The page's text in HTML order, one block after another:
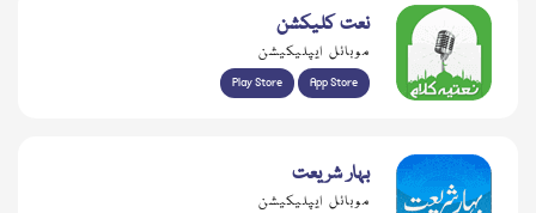
نعت کلیکشن
موبائل ایپلیکیشن
Play Store App Store
بہار شریعت
موبائل ایپلیکیشن